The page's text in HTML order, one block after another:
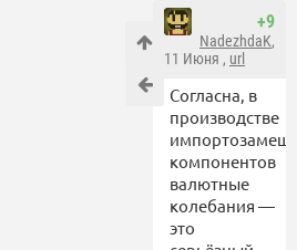
+9
NadezhdaK,
11 Июня , url
Согласна, в
производстве
компонентов
валютные
колебания —
это